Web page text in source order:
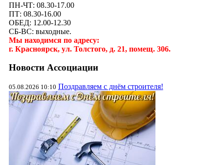
ПН-ЧТ: 08.30-17.00
ПТ: 08.30-16.00
ОБЕД: 12.00-12.30
СБ-ВС: выходные.
Мы находимся по адресу:
г. Красноярск, ул. Толстого, д. 21, помещ. 306.
Новости Ассоциации
05.08.2026 10:10 Поздравляем с днём строителя!